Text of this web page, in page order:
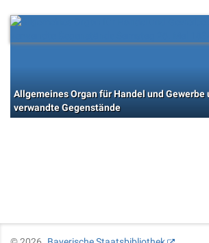
Allgemeines Organ für Handel und Gewerbe
verwandte Gegenstände